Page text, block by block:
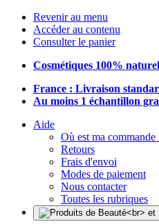
Revenir au menu
Accéder au contenu
Consulter le panier
Cosmétiques 100%
France : Livraison
Au moins 1 échantillon
Aide
Où est ma commande
Retours
Frais d'envoi
Modes de paiement
Nous contacter
Toutes les rubriques